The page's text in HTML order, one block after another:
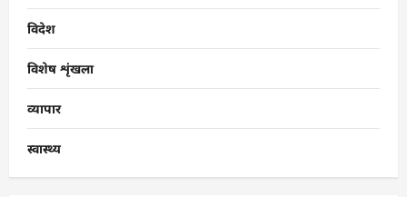
विदेश
विशेष शृंखला
व्यापार
स्वास्थ्य